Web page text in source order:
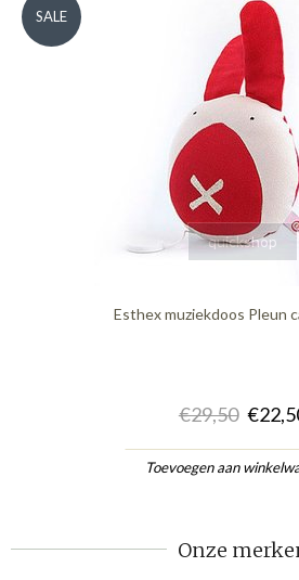
quickshop
SALE
Esthex muziekdoos Pleun
€29,50
Toevoegen aan
Onze